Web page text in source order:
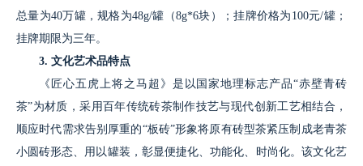
总量为40万罐，规格为48g/罐（8g*6块）；挂牌价格为100元/罐；
挂牌期限为三年。
3. 文化艺术品特点
《匠心五虎上将之马超》是以国家地理标志产品“赤壁青砖
茶”为材质，采用百年传统砖茶制作技艺与现代创新工艺相结合，
顺应时代需求告别厚重的“板砖”形象将原有砖型茶紧压制成老青茶
小圆砖形态、用以罐装，彰显便捷化、功能化、时尚化。该文化艺